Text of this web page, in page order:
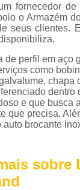
fornecedor
o Armazém
seus clientes.
de perfil em aço
como
chapa
dentro
e que busca
que precisa.
brocante